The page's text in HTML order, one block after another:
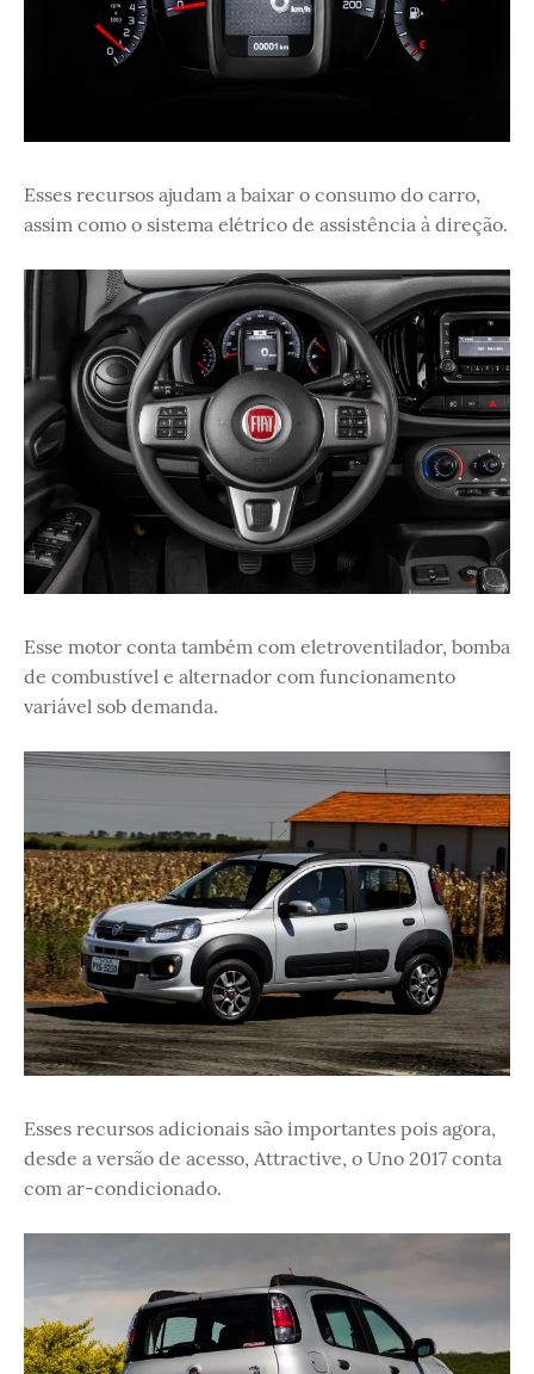
Esses recursos ajudam a baixar o consumo do carro,
assim como o sistema elétrico de assistência à direção.
Esse motor conta também com eletroventilador, bomba
de combustível e alternador com funcionamento
variável sob demanda.
Esses recursos adicionais são importantes pois agora,
desde a versão de acesso, Attractive, o Uno 2017 conta
com ar-condicionado.